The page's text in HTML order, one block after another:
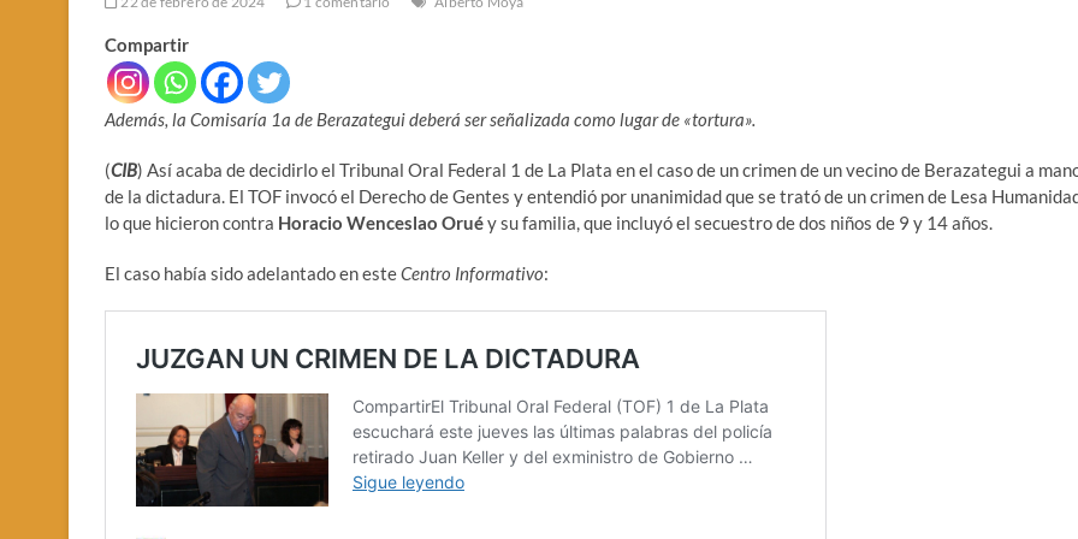
Compartir
Además, la Comisaría 1a de Berazategui deberá ser señalizada como lugar de «tortura».
(CIB) Así acaba de decidirlo el Tribunal Oral Federal 1 de La Plata en el caso de un crimen de un vecino de Berazategui a
de la dictadura. El TOF invocó el Derecho de Gentes y entendió por unanimidad que se trató de un crimen de Lesa
lo que hicieron contra Horacio Wenceslao Oruéy su familia, que incluyó el secuestro de dos niños de 9 y 14 años.
El caso había sido adelantado en esteCentro Informativo: